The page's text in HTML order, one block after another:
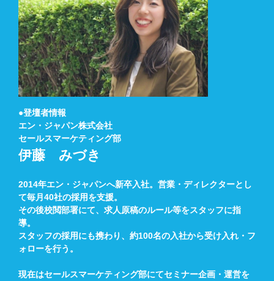
●登壇者情報
エン・ジャパン株式会社
セールスマーケティング部
伊藤 みづき
2014年エン・ジャパンへ新卒入社。営業・ディレクターとし
て毎月40社の採用を支援。
その後校閲部署にて、求人原稿のルール等をスタッフに指
導。
スタッフの採用にも携わり、約100名の入社から受け入れ・フ
ォローを行う。
現在はセールスマーケティング部にてセミナー企画・運営を